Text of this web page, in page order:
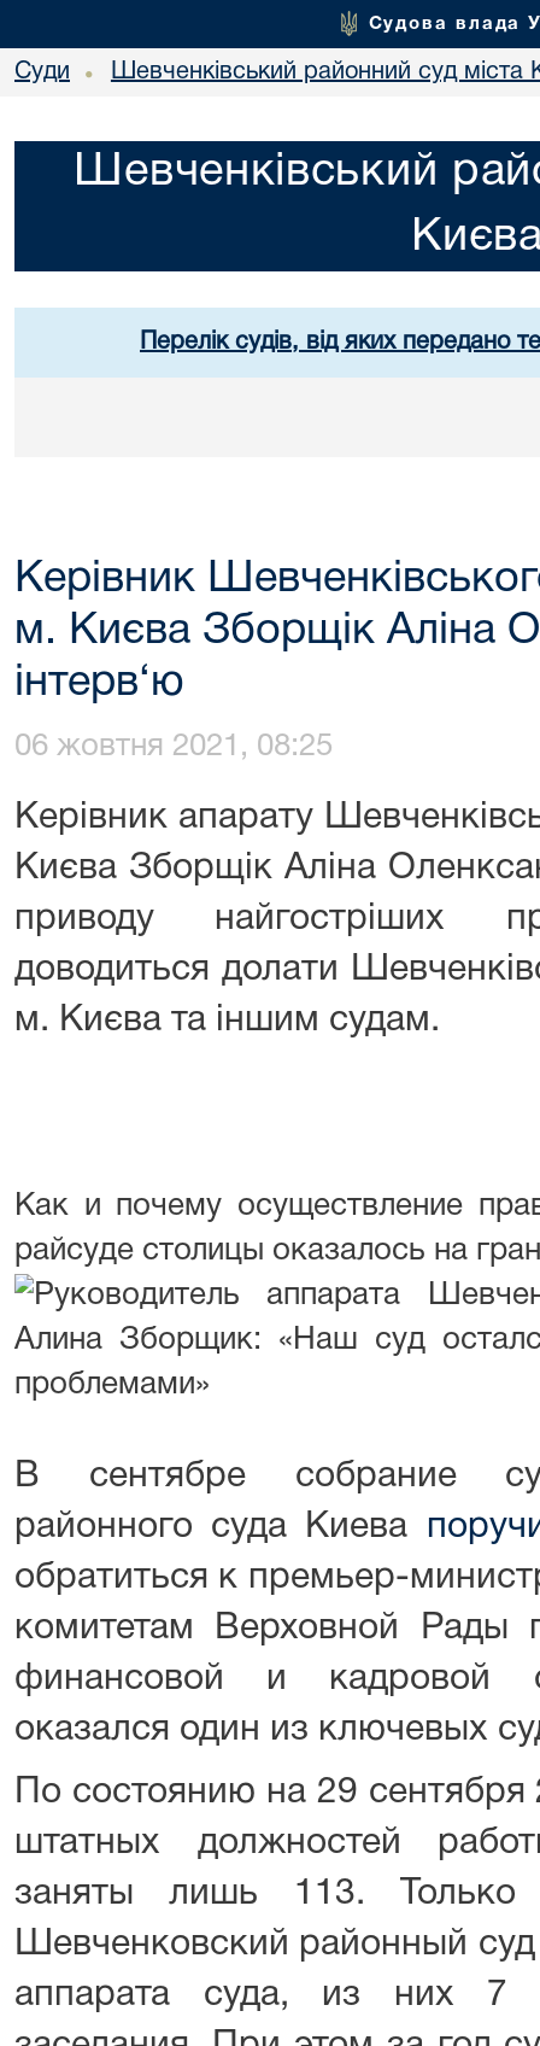
Судова влада
Суди • Шевченківський районний суд міста
Шевченківський
Перелік судів, від яких передано
Керівник
м. Києва Зборщік Аліна
інтерв‘ю
06 жовтня 2021, 08:25
Керівник апарату
Києва Зборщік Аліна
приводу найгостріших
доводиться долати
м. Києва та іншим судам.
Как и почему осуществление
райсуде столицы оказалось на
В сентябре собрание
районного суда Киева
обратиться к премьер-
комитетам Верховной Рады
финансовой и кадровой
оказался один из ключевых
По состоянию на 29
штатных должностей
заняты лишь 113.
Шевченковский районный
аппарата суда, из них 7